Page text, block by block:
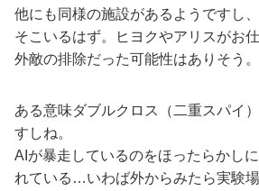
他にも同様の施設があるようですし
そこいるはず。ヒヨクやアリスがお
外敵の排除だった可能性はありそう。
ある意味ダブルクロス（二重スパイ
すしね。
AIが暴走しているのをほったらかし
れている…いわば外からみたら実験